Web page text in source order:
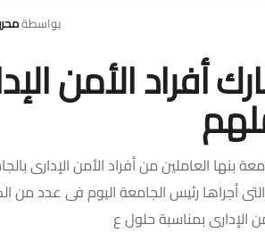
بواسطة
أفراد الأمن
العاملين من أفراد الأمن الإدارى
أجراها رئيس الجامعة اليوم فى عدد من
الإدارى بمناسبة حلول ع